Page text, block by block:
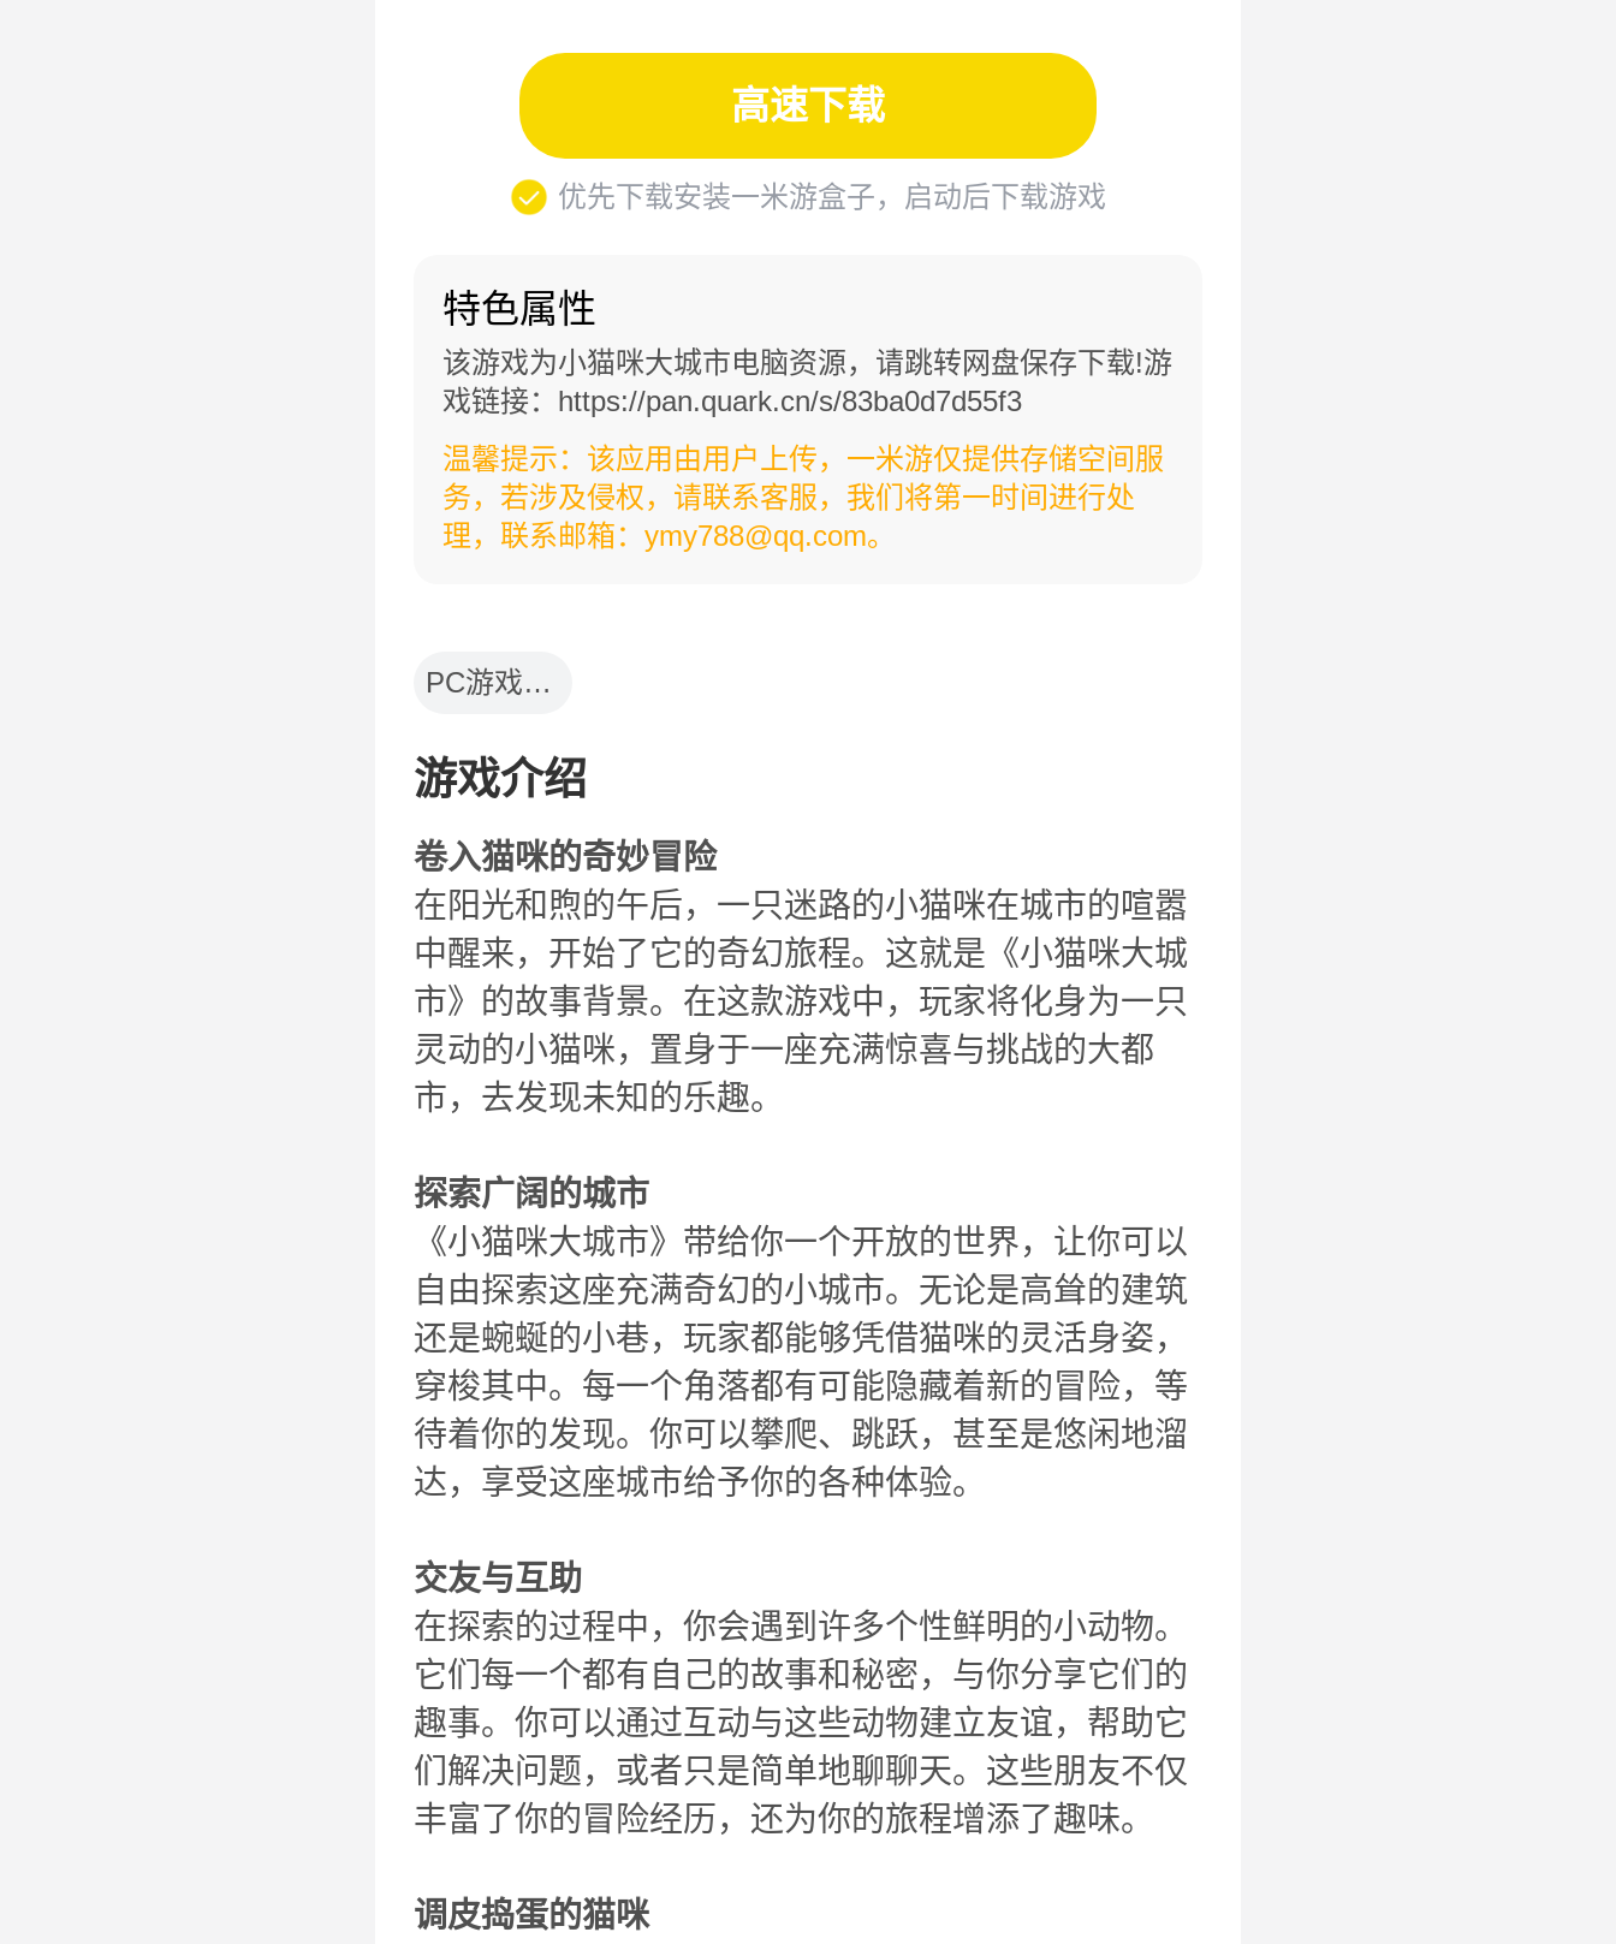
高速下载
优先下载安装一米游盒子，启动后下载游戏
特色属性
该游戏为小猫咪大城市电脑资源，请跳转网盘保存下载!游
戏链接：https://pan.quark.cn/s/83ba0d7d55f3
温馨提示：该应用由用户上传，一米游仅提供存储空间服
务，若涉及侵权，请联系客服，我们将第一时间进行处
理，联系邮箱：ymy788@qq.com。
PC游戏资源
游戏介绍
卷入猫咪的奇妙冒险
在阳光和煦的午后，一只迷路的小猫咪在城市的喧嚣
中醒来，开始了它的奇幻旅程。这就是《小猫咪大城
市》的故事背景。在这款游戏中，玩家将化身为一只
灵动的小猫咪，置身于一座充满惊喜与挑战的大都
市，去发现未知的乐趣。
探索广阔的城市
《小猫咪大城市》带给你一个开放的世界，让你可以
自由探索这座充满奇幻的小城市。无论是高耸的建筑
还是蜿蜒的小巷，玩家都能够凭借猫咪的灵活身姿，
穿梭其中。每一个角落都有可能隐藏着新的冒险，等
待着你的发现。你可以攀爬、跳跃，甚至是悠闲地溜
达，享受这座城市给予你的各种体验。
交友与互助
在探索的过程中，你会遇到许多个性鲜明的小动物。
它们每一个都有自己的故事和秘密，与你分享它们的
趣事。你可以通过互动与这些动物建立友谊，帮助它
们解决问题，或者只是简单地聊聊天。这些朋友不仅
丰富了你的冒险经历，还为你的旅程增添了趣味。
调皮捣蛋的猫咪